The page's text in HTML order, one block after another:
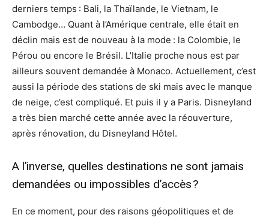
derniers temps : Bali, la Thaïlande, le Vietnam, le
Cambodge… Quant à l’Amérique centrale, elle était en
déclin mais est de nouveau à la mode : la Colombie, le
Pérou ou encore le Brésil. L’Italie proche nous est par
ailleurs souvent demandée à Monaco. Actuellement, c’est
aussi la période des stations de ski mais avec le manque
de neige, c’est compliqué. Et puis il y a Paris. Disneyland
a très bien marché cette année avec la réouverture,
après rénovation, du Disneyland Hôtel.
A l’inverse, quelles destinations ne sont jamais
demandées ou impossibles d’accès ?
En ce moment, pour des raisons géopolitiques et de